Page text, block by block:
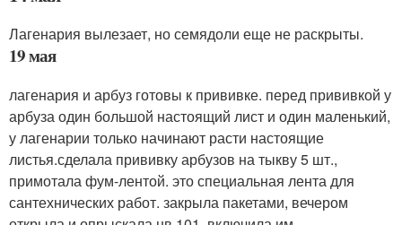
Лагенария вылезает, но семядоли еще не раскрыты.
19 мая
лагенария и арбуз готовы к прививке. перед прививкой у
арбуза один большой настоящий лист и один маленький,
у лагенарии только начинают расти настоящие
листья.сделала прививку арбузов на тыкву 5 шт.,
примотала фум-лентой. это специальная лента для
сантехнических работ. закрыла пакетами, вечером